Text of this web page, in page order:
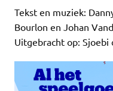
Tekst en muziek:
Bourlon en Johan
Uitgebracht op: Sjoebi